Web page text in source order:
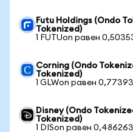
Futu Holdings (Ondo
Tokenized)
1 FUTUon равен
Corning (Ondo
Tokenized)
1 GLWon равен
Disney (Ondo
Tokenized)
1 DISon равен